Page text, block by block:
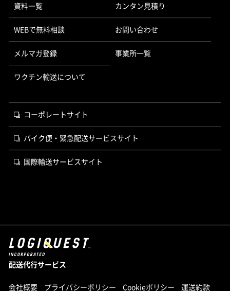
資料一覧 カンタン見積り
WEBで無料相談 お問い合わせ
メルマガ登録 事業所一覧
ワクチン輸送について
コーポレートサイト
バイク便・緊急配送サービスサイト
国際輸送サービスサイト
配送代行サービス
会社概要 プライバシーポリシー Cookieポリシー 運送約款